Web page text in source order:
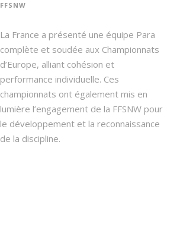
FFSNW
La France a présenté une équipe Para
complète et soudée aux Championnats
d’Europe, alliant cohésion et
performance individuelle. Ces
championnats ont également mis en
lumière l’engagement de la FFSNW pour
le développement et la reconnaissance
de la discipline.